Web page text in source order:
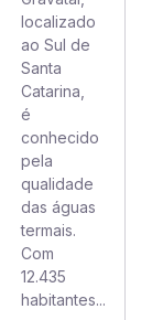
localizado
ao Sul de
Santa
Catarina,
é
conhecido
pela
qualidade
das águas
termais.
Com
12.435
habitantes...